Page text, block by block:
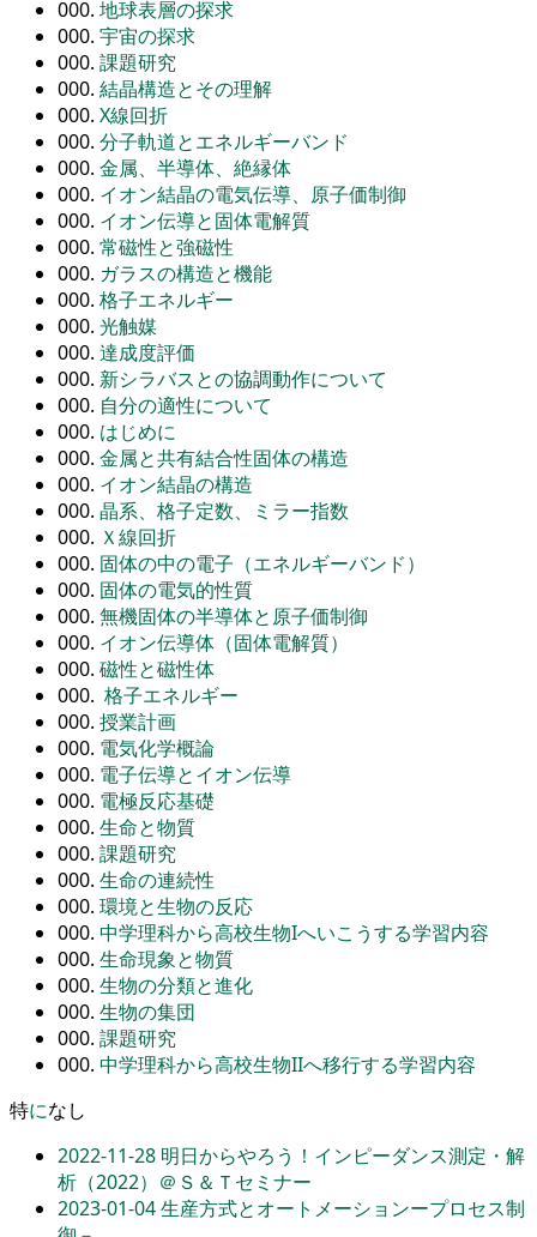
000. 地球表層の探求
000. 宇宙の探求
000. 課題研究
000. 結晶構造とその理解
000. X線回折
000. 分子軌道とエネルギーバンド
000. 金属、半導体、絶縁体
000. イオン結晶の電気伝導、原子価制御
000. イオン伝導と固体電解質
000. 常磁性と強磁性
000. ガラスの構造と機能
000. 格子エネルギー
000. 光触媒
000. 達成度評価
000. 新シラバスとの協調動作について
000. 自分の適性について
000. はじめに
000. 金属と共有結合性固体の構造
000. イオン結晶の構造
000. 晶系、格子定数、ミラー指数
000. Ｘ線回折
000. 固体の中の電子（エネルギーバンド）
000. 固体の電気的性質
000. 無機固体の半導体と原子価制御
000. イオン伝導体（固体電解質）
000. 磁性と磁性体
000. 格子エネルギー
000. 授業計画
000. 電気化学概論
000. 電子伝導とイオン伝導
000. 電極反応基礎
000. 生命と物質
000. 課題研究
000. 生命の連続性
000. 環境と生物の反応
000. 中学理科から高校生物Iへいこうする学習内容
000. 生命現象と物質
000. 生物の分類と進化
000. 生物の集団
000. 課題研究
000. 中学理科から高校生物IIへ移行する学習内容
特になし
2022-11-28 明日からやろう！インピーダンス測定・解
析（2022）＠Ｓ＆Ｔセミナー
2023-01-04生産方式とオートメーションープロセス制